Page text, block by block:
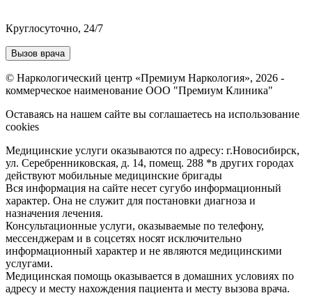
Круглосуточно, 24/7
Вызов врача
© Наркологический центр «Премиум Наркология», 2026 -
коммерческое наименование ООО "Премиум Клиника"
Оставаясь на нашем сайте вы соглашаетесь на использование
cookies
Медицинские услуги оказываются по адресу: г.Новосибирск,
ул. Серебренниковская, д. 14, помещ. 288 *в других городах
действуют мобильные медицинские бригады
Вся информация на сайте несет сугубо информационный
характер. Она не служит для постановки диагноза и
назначения лечения.
Консультационные услуги, оказываемые по телефону,
мессенджерам и в соцсетях носят исключительно
информационный характер и не являются медицинскими
услугами.
Медицинская помощь оказывается в домашних условиях по
адресу и месту нахождения пациента и месту вызова врача.